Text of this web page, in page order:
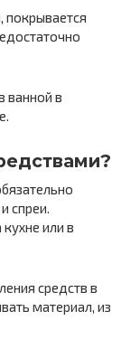
покрывается
ванной в
спреи.
или в
средств в
материал, из